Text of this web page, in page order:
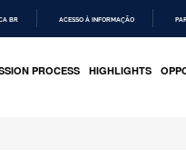
BR ACESSO À INFORMAÇÃO
PROCESS HIGHLIGHTS